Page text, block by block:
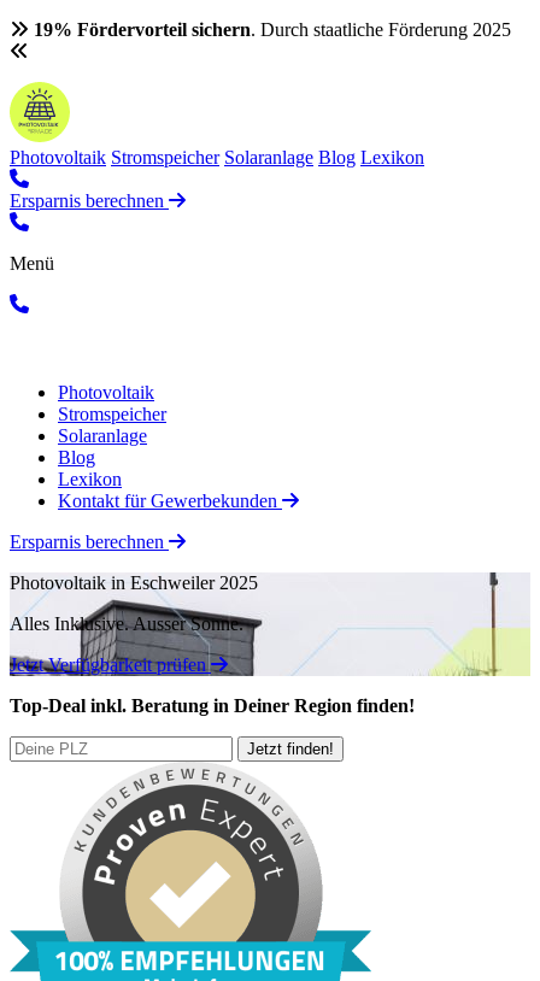
19% Fördervorteil sichern. Durch staatliche Förderung 2025
Photovoltaik Stromspeicher Solaranlage Blog Lexikon
Ersparnis berechnen
Menü
Photovoltaik
Stromspeicher
Solaranlage
Blog
Lexikon
Kontakt für Gewerbekunden
Ersparnis berechnen
Photovoltaik in Eschweiler 2025
Alles Inklusive.Ausser Sonne.
Jetzt Verfügbarkeit prüfen
Top-Deal inkl. Beratung in Deiner Region finden!